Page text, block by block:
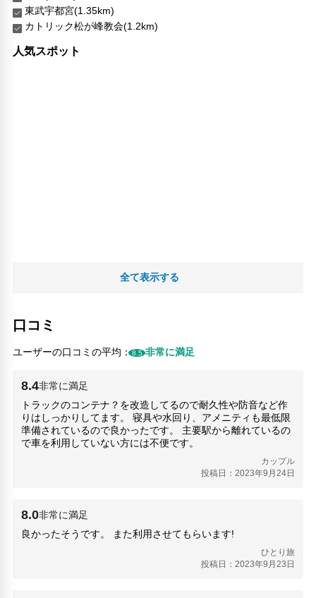
東武宇都宮(1.35km)
カトリック松が峰教会(1.2km)
人気スポット
全て表示する
口コミ
ユーザーの口コミの平均：8.5 非常に満足
8.4非常に満足
トラックのコンテナ？を改造してるので耐久性や防音など作
りはしっかりしてます。 寝具や水回り、アメニティも最低限
準備されているので良かったです。 主要駅から離れているの
で車を利用していない方には不便です。
カップル
投稿日：2023年9月24日
8.0非常に満足
良かったそうです。 また利用させてもらいます!
ひとり旅
投稿日：2023年9月23日